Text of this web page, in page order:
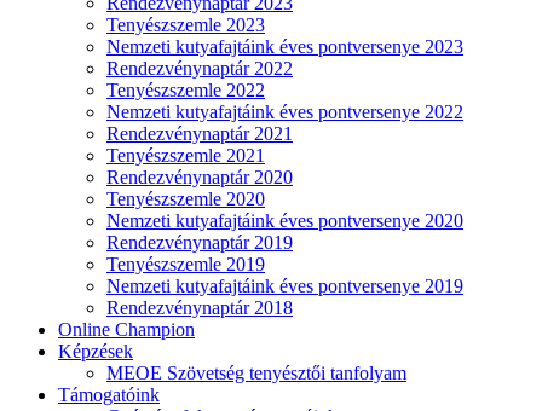
Tenyészszemle 2023
Nemzeti kutyafajtáink éves pontversenye 2023
Rendezvénynaptár 2022
Tenyészszemle 2022
Nemzeti kutyafajtáink éves pontversenye 2022
Rendezvénynaptár 2021
Tenyészszemle 2021
Rendezvénynaptár 2020
Tenyészszemle 2020
Nemzeti kutyafajtáink éves pontversenye 2020
Rendezvénynaptár 2019
Tenyészszemle 2019
Nemzeti kutyafajtáink éves pontversenye 2019
Rendezvénynaptár 2018
Online Champion
Képzések
MEOE Szövetség tenyésztői tanfolyam
Támogatóink